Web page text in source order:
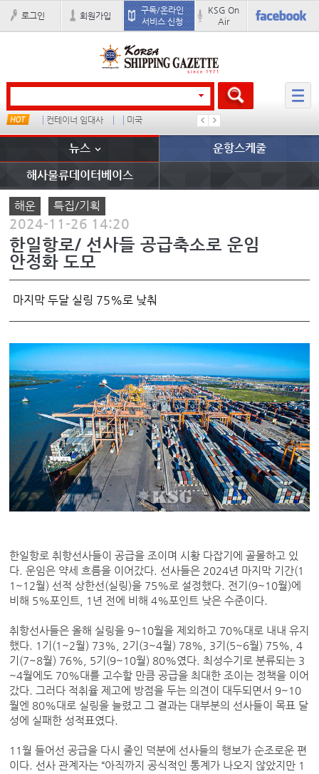
로그인 회원가입
구독/온라인
서비스 신청
KSG On
Air
컨테이너 임대사 미국 ���ͤ
뉴스 운항스케줄
해사물류데이터베이스
해운 특집/기획
2024-11-26 14:20
한일항로/ 선사들 공급축소로 운임
안정화 도모
마지막 두달 실링 75%로 낮춰
한일항로 취항선사들이 공급을 조이며 시황 다잡기에 골몰하고 있
다. 운임은 약세 흐름을 이어갔다. 선사들은 2024년 마지막 기간(1
1~12월) 선적 상한선(실링)을 75%로 설정했다. 전기(9~10월)에
비해 5%포인트, 1년 전에 비해 4%포인트 낮은 수준이다.
취항선사들은 올해 실링을 9~10월을 제외하고 70%대로 내내 유지
했다. 1기(1~2월) 73%, 2기(3~4월) 78%, 3기(5~6월) 75%, 4
기(7~8월) 76%, 5기(9~10월) 80%였다. 최성수기로 분류되는 3
~4월에도 70%대를 고수할 만큼 공급을 최대한 조이는 정책을 이어
갔다. 그러다 적취율 제고에 방점을 두는 의견이 대두되면서 9~10
월엔 80%대로 실링을 늘렸고 그 결과는 대부분의 선사들이 목표 달
성에 실패한 성적표였다.
11월 들어선 공급을 다시 줄인 덕분에 선사들의 행보가 순조로운 편
이다. 선사 관계자는 “아직까지 공식적인 통계가 나오지 않았지만 1